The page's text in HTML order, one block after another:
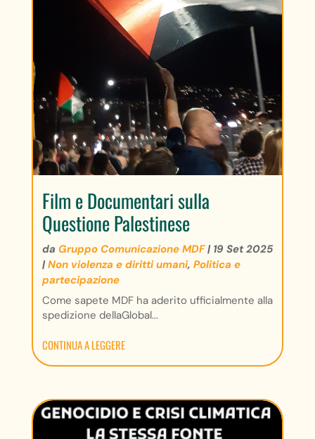
Film e Documentari sulla
Questione Palestinese
da Gruppo Comunicazione MDF| 19 Set 2025
|Non violenza e diritti umani, Politica e
partecipazione
Come sapete MDF ha aderito ufficialmente alla
spedizione dellaGlobal...
CONTINUA A LEGGERE